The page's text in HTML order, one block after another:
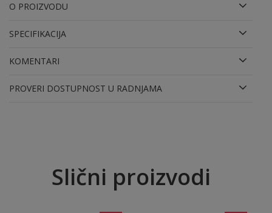
O PROIZVODU
SPECIFIKACIJA
KOMENTARI
PROVERI DOSTUPNOST U RADNJAMA
Slični proizvodi